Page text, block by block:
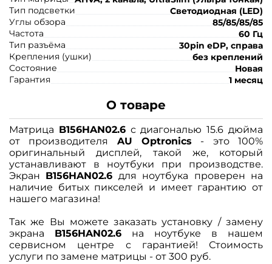
Тип подсветки
Светодиодная (LED)
Углы обзора
85/85/85/85
Частота
60 Гц
Тип разъёма
30pin eDP, справа
Крепления (ушки)
без креплений
Состояние
Новая
Гарантия
1 месяц
О товаре
Матрица B156HAN02.6с диагональю 15.6 дюйма
от производителя AU Optronics - это 100%
оригинальный дисплей, такой же, который
устанавливают в ноутбуки при производстве.
Экран B156HAN02.6 для ноутбука проверен на
наличие битых пикселей и имеет гарантию от
нашего магазина!
Так же Вы можете заказать установку / замену
экрана B156HAN02.6 на ноутбуке в нашем
сервисном центре с гарантией! Стоимость
услуги по замене матрицы - от 300 руб.